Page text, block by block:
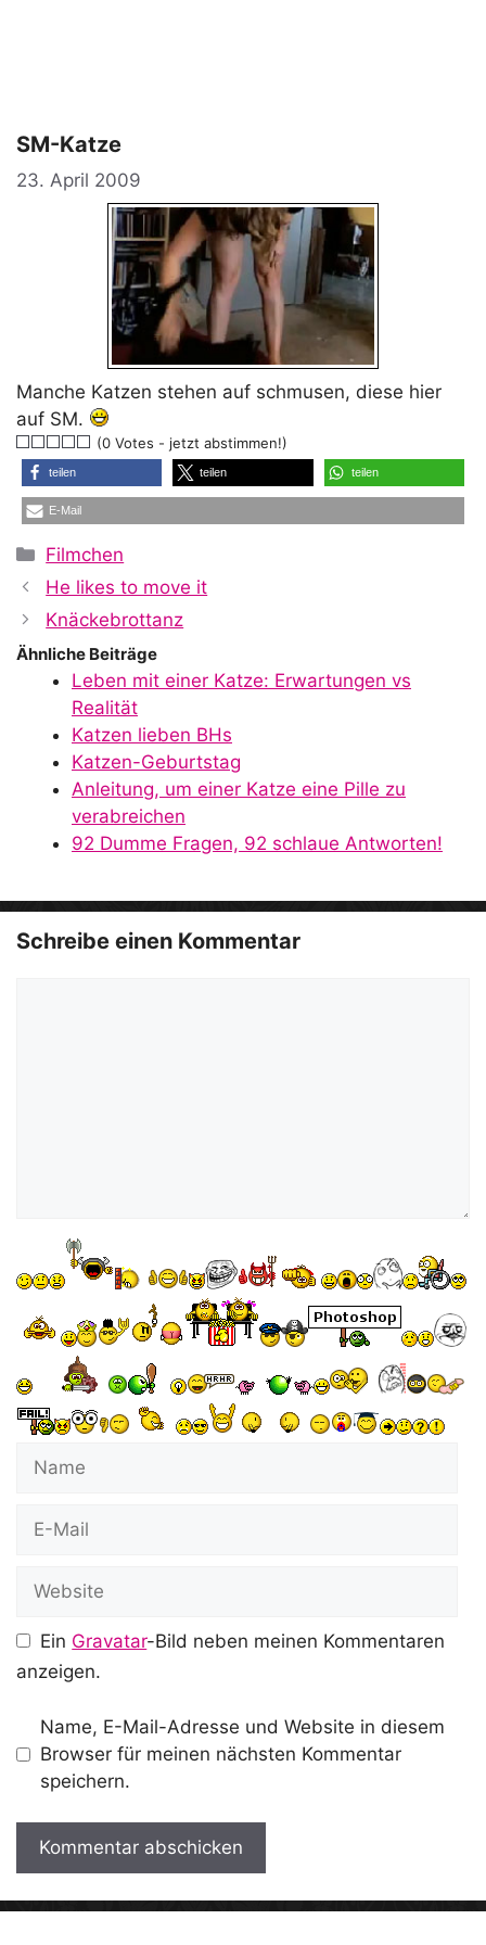
SM-Katze
23. April 2009
Manche Katzen stehen auf schmusen, diese hier
auf SM.
(0 Votes - jetzt abstimmen!)
teilen teilen teilen
E-Mail
Kategorien
Filmchen
He likes to move it
Knäckebrottanz
Ähnliche Beiträge
Leben mit einer Katze: Erwartungen vs
Realität
Katzen lieben BHs
Katzen-Geburtstag
Anleitung, um einer Katze eine Pille zu
verabreichen
92 Dumme Fragen, 92 schlaue Antworten!
Schreibe einen Kommentar
Name
Website
Ein Gravatar-Bild neben meinen Kommentaren
anzeigen.
Name, E-Mail-Adresse und Website in diesem
Browser für meinen nächsten Kommentar
speichern.
A